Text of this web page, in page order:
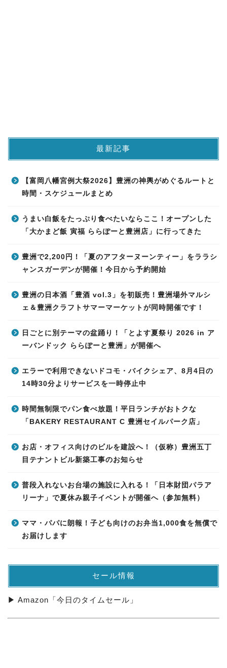
最新記事
【富岡八幡宮例大祭2026】豊洲の神輿がめぐるルートと
時間・スケジュールまとめ
うまい白飯をたっぷり食べたいならここ！オープンした
「大かまど飯 寅福 ららぽーと豊洲店」に行ってきた
豊洲で2,200円！「夏のアフターヌーンティー」をララシ
ャンスガーデンが開催！今日から予約開始
豊洲の日本酒「豊酒 vol.3」を初販売！豊洲場外マルシ
ェ＆豊洲クラフトサマーマーケットが同時開催です！
日ごとに別テーマの盆踊り！「とよす夏祭り 2026 in ア
ーバンドック ららぽーと豊洲」が開催へ
エラーで利用できないドコモ・バイクシェア、8月4日の
14時30分よりサービスを一時停止中
時間無制限でパン食べ放題！平日ランチがおトクな
「BAKERY RESTAURANT C 豊洲セイルパーク店」
お店・オフィス向けのビルを建設へ！（仮称）豊洲五丁
目テナントビル新築工事のお知らせ
普段入れないお台場の施設に入れる！「日本財団パラア
リーナ」で夏休み親子イベントが開催へ（参加無料）
ママ・パパに朗報！子ども向けのお弁当1,000食を無償で
お届けします
セール情報
▶ Amazon「今日のタイムセール」